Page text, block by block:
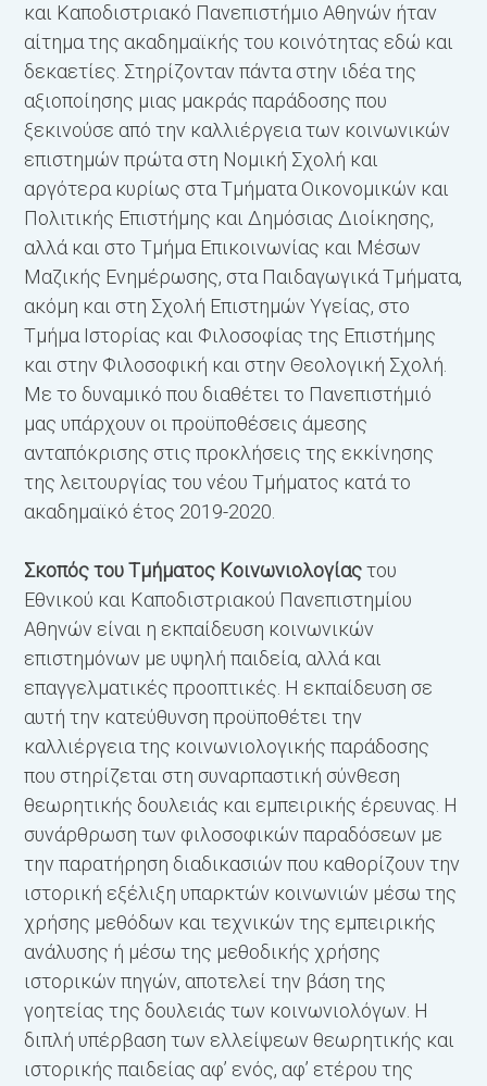
και Καποδιστριακό Πανεπιστήμιο Αθηνών ήταν
αίτημα της ακαδημαϊκής του κοινότητας εδώ και
δεκαετίες. Στηρίζονταν πάντα στην ιδέα της
αξιοποίησης μιας μακράς παράδοσης που
ξεκινούσε από την καλλιέργεια των κοινωνικών
επιστημών πρώτα στη Νομική Σχολή και
αργότερα κυρίως στα Τμήματα Οικονομικών και
Πολιτικής Επιστήμης και Δημόσιας Διοίκησης,
αλλά και στο Τμήμα Επικοινωνίας και Μέσων
Μαζικής Ενημέρωσης, στα Παιδαγωγικά Τμήματα,
ακόμη και στη Σχολή Επιστημών Υγείας, στο
Τμήμα Ιστορίας και Φιλοσοφίας της Επιστήμης
και στην Φιλοσοφική και στην Θεολογική Σχολή.
Με το δυναμικό που διαθέτει το Πανεπιστήμιό
μας υπάρχουν οι προϋποθέσεις άμεσης
ανταπόκρισης στις προκλήσεις της εκκίνησης
της λειτουργίας του νέου Τμήματος κατά το
ακαδημαϊκό έτος 2019-2020.
Σκοπός του Τμήματος Κοινωνιολογίαςτου
Εθνικού και Καποδιστριακού Πανεπιστημίου
Αθηνών είναι η εκπαίδευση κοινωνικών
επιστημόνων με υψηλή παιδεία, αλλά και
επαγγελματικές προοπτικές. Η εκπαίδευση σε
αυτή την κατεύθυνση προϋποθέτει την
καλλιέργεια της κοινωνιολογικής παράδοσης
που στηρίζεται στη συναρπαστική σύνθεση
θεωρητικής δουλειάς και εμπειρικής έρευνας. Η
συνάρθρωση των φιλοσοφικών παραδόσεων με
την παρατήρηση διαδικασιών που καθορίζουν την
ιστορική εξέλιξη υπαρκτών κοινωνιών μέσω της
χρήσης μεθόδων και τεχνικών της εμπειρικής
ανάλυσης ή μέσω της μεθοδικής χρήσης
ιστορικών πηγών, αποτελεί την βάση της
γοητείας της δουλειάς των κοινωνιολόγων. Η
διπλή υπέρβαση των ελλείψεων θεωρητικής και
ιστορικής παιδείας αφ’ ενός, αφ’ ετέρου της